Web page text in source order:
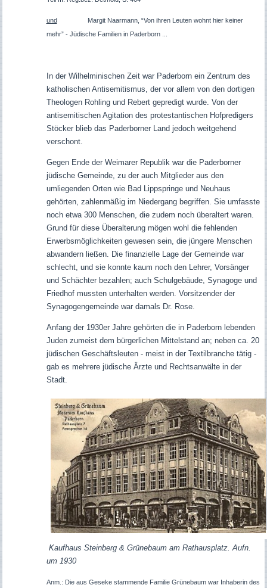
und Margit Naarmann, “Von ihren Leuten wohnt hier keiner
mehr” - Jüdische Familien in Paderborn ...
In der Wilhelminischen Zeit war Paderborn ein Zentrum des
katholischen Antisemitismus, der vor allem von den dortigen
Theologen Rohling und Rebert gepredigt wurde. Von der
antisemitischen Agitation des protestantischen Hofpredigers
Stöcker blieb das Paderborner Land jedoch weitgehend
verschont.
Gegen Ende der Weimarer Republik war die Paderborner
jüdische Gemeinde, zu der auch Mitglieder aus den
umliegenden Orten wie Bad Lippspringe und Neuhaus
gehörten, zahlenmäßig im Niedergang begriffen. Sie umfasste
noch etwa 300 Menschen, die zudem noch überaltert waren.
Grund für diese Überalterung mögen wohl die fehlenden
Erwerbsmöglichkeiten gewesen sein, die jüngere Menschen
abwandern ließen. Die finanzielle Lage der Gemeinde war
schlecht, und sie konnte kaum noch den Lehrer, Vorsänger
und Schächter bezahlen; auch Schulgebäude, Synagoge und
Friedhof mussten unterhalten werden. Vorsitzender der
Synagogengemeinde war damals Dr. Rose.
Anfang der 1930er Jahre gehörten die in Paderborn lebenden
Juden zumeist dem bürgerlichen Mittelstand an; neben ca. 20
jüdischen Geschäftsleuten - meist in der Textilbranche tätig -
gab es mehrere jüdische Ärzte und Rechtsanwälte in der
Stadt.
Kaufhaus Steinberg & Grünebaum am Rathausplatz. Aufn.
um 1930
Anm.: Die aus Geseke stammende Familie Grünebaum war Inhaberin des